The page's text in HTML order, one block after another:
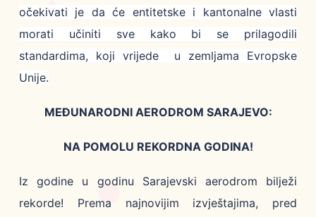
očekivati je da će entitetske i kantonalne vlasti
morati učiniti sve kako bi se prilagodili
standardima, koji vrijede u zemljama Evropske
Unije.
MEĐUNARODNI AERODROM SARAJEVO:
NA POMOLU REKORDNA GODINA!
Iz godine u godinu Sarajevski aerodrom bilježi
rekorde! Prema najnovijim izvještajima, pred